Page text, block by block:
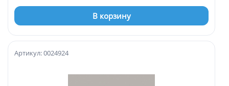
В корзину
Артикул: 0024924